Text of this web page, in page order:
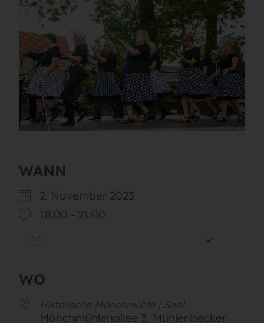
WANN
2. November 2023
18:00 - 21:00
WO
Historische Mönchmühle | Saal
Mönchmühlenallee 3, Mühlenbecker